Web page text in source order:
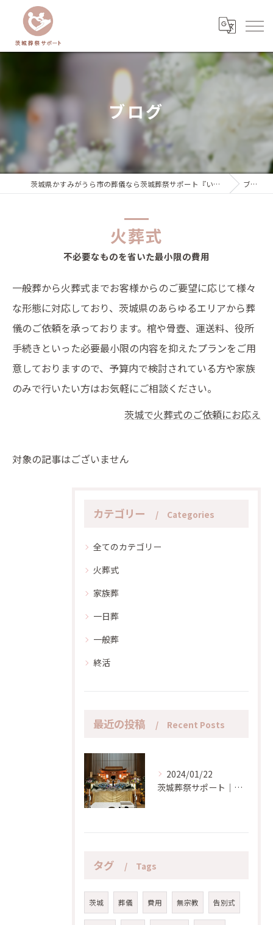
ブログ
茨城県かすみがうら市の葬儀なら茨城葬祭サポート『いばサポのお葬式』 ブログ
火葬式
不必要なものを省いた最小限の費用
一般葬から火葬式までお客様からのご要望に応じて様々
な形態に対応しており、茨城県のあらゆるエリアから葬
儀のご依頼を承っております。棺や骨壺、運送料、役所
手続きといった必要最小限の内容を抑えたプランをご用
意しておりますので、予算内で検討されている方や家族
のみで行いたい方はお気軽にご相談ください。
茨城で火葬式のご依頼にお応え
対象の記事はございません
カテゴリー Categories
全てのカテゴリー
火葬式
家族葬
一日葬
一般葬
終活
最近の投稿 Recent Posts
2024/01/22
茨城葬祭サポート｜日立市での家族葬において金額面や式の流れについてご相談承ります
タグ Tags
茨城 葬儀 費用 無宗教 告別式